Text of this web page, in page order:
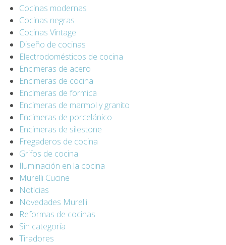
Cocinas modernas
Cocinas negras
Cocinas Vintage
Diseño de cocinas
Electrodomésticos de cocina
Encimeras de acero
Encimeras de cocina
Encimeras de formica
Encimeras de marmol y granito
Encimeras de porcelánico
Encimeras de silestone
Fregaderos de cocina
Grifos de cocina
Iluminación en la cocina
Murelli Cucine
Noticias
Novedades Murelli
Reformas de cocinas
Sin categoría
Tiradores